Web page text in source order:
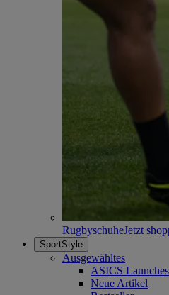
RugbyschuheJetzt
SportStyle
Ausgewähltes
ASICS Launches
Neue Artikel